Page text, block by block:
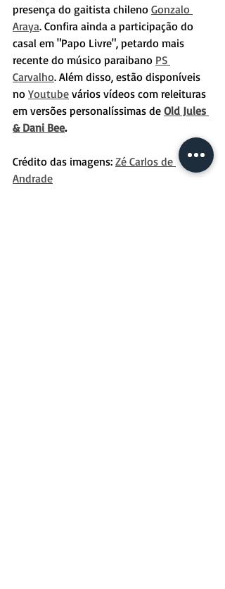
presença do gaitista chileno Gonzalo
Araya. Confira ainda a participação do
casal em "Papo Livre", petardo mais
recente do músico paraibano PS
Carvalho. Além disso, estão disponíveis
no Youtube vários vídeos com releituras
em versões personalíssimas de Old Jules
& Dani Bee.
Crédito das imagens: Zé Carlos de
Andrade